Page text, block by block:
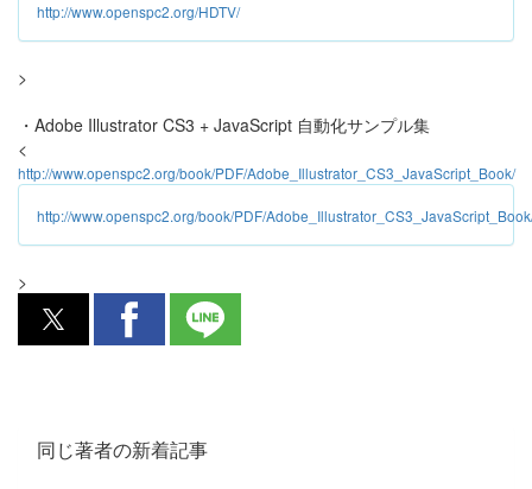
http://www.openspc2.org/HDTV/
>
・Adobe Illustrator CS3 + JavaScript 自動化サンプル集
<
http://www.openspc2.org/book/PDF/Adobe_Illustrator_CS3_JavaScript_Book/
http://www.openspc2.org/book/PDF/
>
同じ著者の新着記事